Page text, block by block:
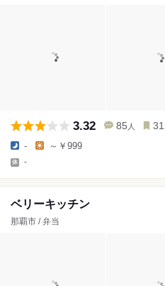
3.32 85 人
- ～￥999
-
ベリーキッチン
那覇市 / 弁当